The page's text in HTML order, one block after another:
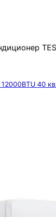
40